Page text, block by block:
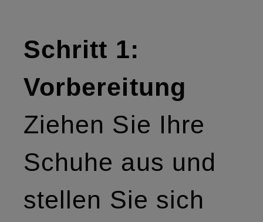
Schritt 1:
Vorbereitung
Ziehen Sie Ihre
Schuhe aus und
stellen Sie sich